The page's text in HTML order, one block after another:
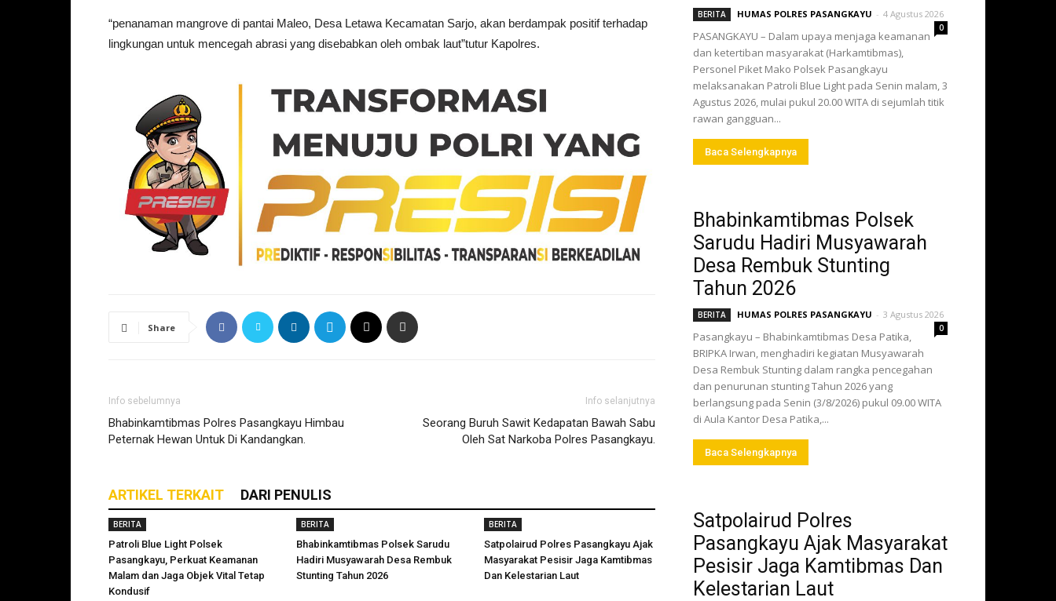
“penanaman mangrove di pantai Maleo, Desa Letawa Kecamatan Sarjo, akan berdampak positif terhadap
lingkungan untuk mencegah abrasi yang disebabkan oleh ombak laut”tutur Kapolres.
Share
Info sebelumnya
Bhabinkamtibmas Polres Pasangkayu Himbau
Peternak Hewan Untuk Di Kandangkan.
Info selanjutnya
Seorang Buruh Sawit Kedapatan Bawah Sabu
Oleh Sat Narkoba Polres Pasangkayu.
ARTIKEL TERKAIT DARI PENULIS
BERITA
Patroli Blue Light Polsek
Pasangkayu, Perkuat Keamanan
Malam dan Jaga Objek Vital Tetap
Kondusif
BERITA
Bhabinkamtibmas Polsek Sarudu
Hadiri Musyawarah Desa Rembuk
Stunting Tahun 2026
BERITA
Satpolairud Polres Pasangkayu Ajak
Masyarakat Pesisir Jaga Kamtibmas
Dan Kelestarian Laut
BERITA HUMAS POLRES PASANGKAYU - 4 Agustus 2026
0
PASANGKAYU – Dalam upaya menjaga keamanan
dan ketertiban masyarakat (Harkamtibmas),
Personel Piket Mako Polsek Pasangkayu
melaksanakan Patroli Blue Light pada Senin malam, 3
Agustus 2026, mulai pukul 20.00 WITA di sejumlah titik
rawan gangguan...
Baca Selengkapnya
Bhabinkamtibmas Polsek
Sarudu Hadiri Musyawarah
Desa Rembuk Stunting
Tahun 2026
BERITA HUMAS POLRES PASANGKAYU - 3 Agustus 2026
0
Pasangkayu – Bhabinkamtibmas Desa Patika,
BRIPKA Irwan, menghadiri kegiatan Musyawarah
Desa Rembuk Stunting dalam rangka pencegahan
dan penurunan stunting Tahun 2026 yang
berlangsung pada Senin (3/8/2026) pukul 09.00 WITA
di Aula Kantor Desa Patika,...
Baca Selengkapnya
Satpolairud Polres
Pasangkayu Ajak Masyarakat
Pesisir Jaga Kamtibmas Dan
Kelestarian Laut